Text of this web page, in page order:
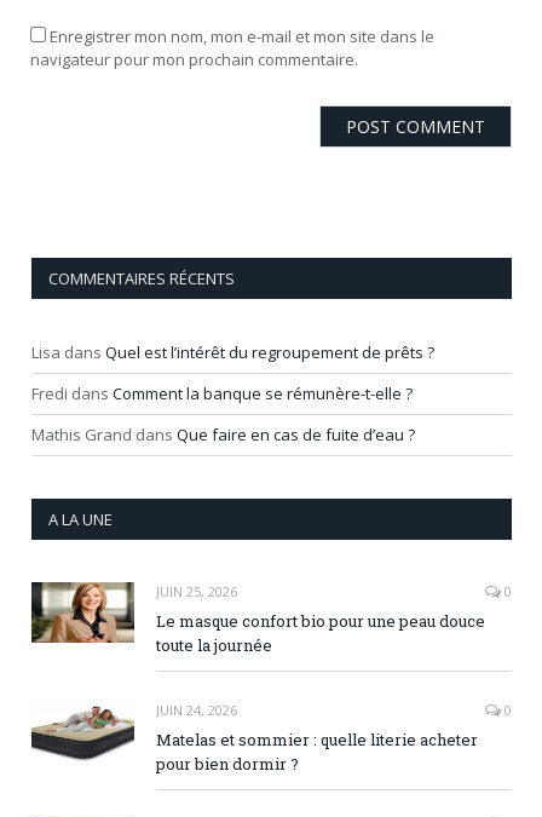
Enregistrer mon nom, mon e-mail et mon site dans le
navigateur pour mon prochain commentaire.
COMMENTAIRES RÉCENTS
Lisa dans Quel est l’intérêt du regroupement de prêts ?
Fredi dans Comment la banque se rémunère-t-elle ?
Mathis Grand dans Que faire en cas de fuite d’eau ?
A LA UNE
JUIN 25, 2026 0
Le masque confort bio pour une peau douce
toute la journée
JUIN 24, 2026 0
Matelas et sommier : quelle literie acheter
pour bien dormir ?